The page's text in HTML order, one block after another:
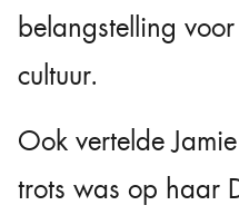
belangstelling
cultuur.
Ook vertelde
trots was op haar